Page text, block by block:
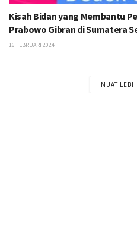
Kisah Bidan yang Membantu
Prabowo Gibran di Sumatera
16 FEBRUARI 2024
MUAT